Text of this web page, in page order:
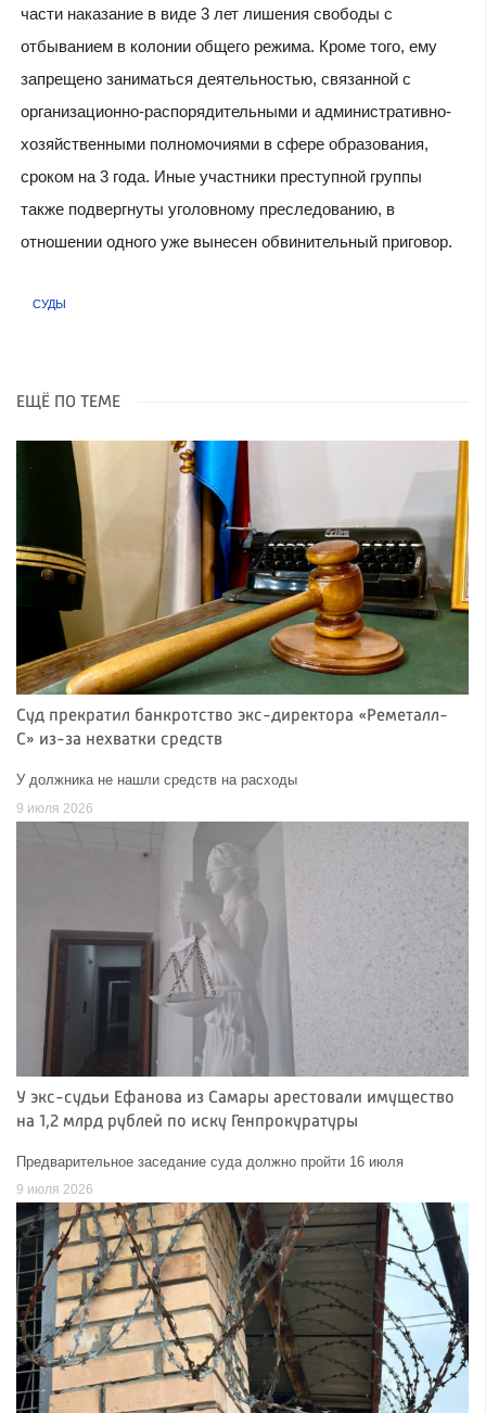
части наказание в виде 3 лет лишения свободы с
отбыванием в колонии общего режима. Кроме того, ему
запрещено заниматься деятельностью, связанной с
организационно-распорядительными и административно-
хозяйственными полномочиями в сфере образования,
сроком на 3 года. Иные участники преступной группы
также подвергнуты уголовному преследованию, в
отношении одного уже вынесен обвинительный приговор.
СУДЫ
ЕЩЁ ПО ТЕМЕ
Суд прекратил банкротство экс-директора «Реметалл-
С» из-за нехватки средств
У должника не нашли средств на расходы
9 июля 2026
У экс-судьи Ефанова из Самары арестовали имущество
на 1,2 млрд рублей по иску Генпрокуратуры
Предварительное заседание суда должно пройти 16 июля
9 июля 2026